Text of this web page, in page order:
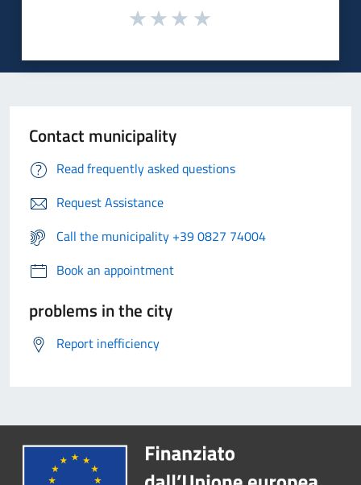
Contact municipality
Read frequently asked questions
Request Assistance
Call the municipality +39 0827 74004
Book an appointment
problems in the city
Report inefficiency